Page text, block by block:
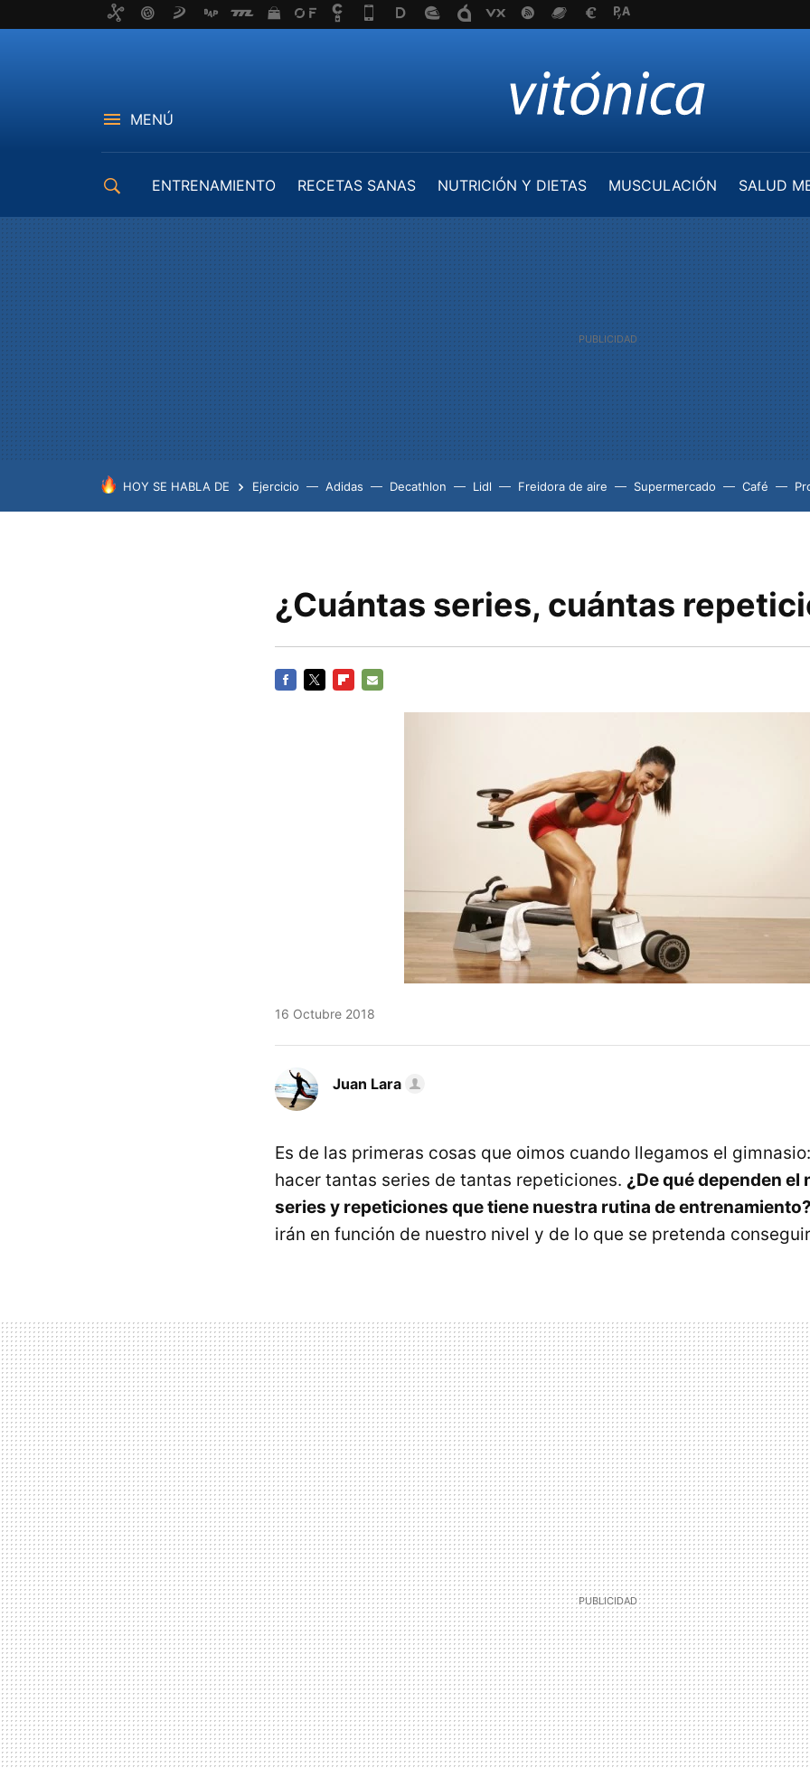
MENÚ
ENTRENAMIENTO RECETAS SANAS NUTRICIÓN Y DIETAS MUSCULACIÓN
SALUD
HOY SE HABLA DE Ejercicio Adidas Decathlon Lidl Freidora de aire Supermercado Café
¿Cuántas series, cuántas
16 Octubre 2018
Juan Lara
Es de las primeras cosas que oimos cuando llegamos el
hacer tantas series de tantas repeticiones. ¿De qué dependen el
series y repeticiones que tiene nuestra rutina de
irán en función de nuestro nivel y de lo que se pretenda